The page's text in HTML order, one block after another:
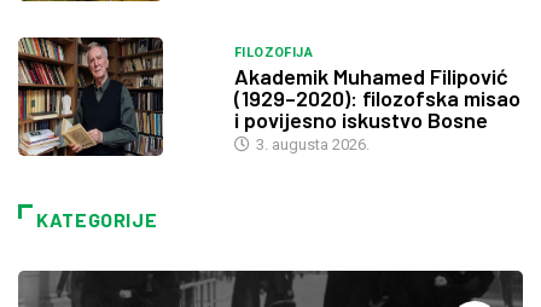
FILOZOFIJA
Akademik Muhamed Filipović
(1929–2020): filozofska misao
i povijesno iskustvo Bosne
3. augusta 2026.
KATEGORIJE